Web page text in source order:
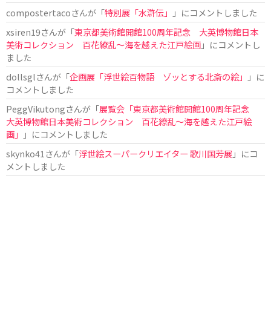
compostertacoさんが「特別展「水滸伝」
」にコメントしました
xsiren19さんが「東京都美術館開館100周年記念 大英博物館日本
美術コレクション 百花繚乱～海を越えた江戸絵画」にコメントし
ました
dollsglさんが「企画展「浮世絵百物語 ゾッとする北斎の絵」
」に
コメントしました
PeggVikutongさんが「展覧会「東京都美術館開館100周年記念
大英博物館日本美術コレクション 百花繚乱〜海を越えた江戸絵
画」
」にコメントしました
skynko41 さんが「浮世絵スーパークリエイター 歌川国芳展 」にコ
メントしました